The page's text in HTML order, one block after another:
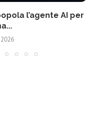
l’agente AI per